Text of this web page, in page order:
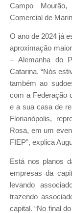
Campo
Comercial de
O ano de 2024 já
aproximação
– Alemanha do
Catarina. “Nós
também ao
com a Federação
e a sua casa de
Florianópolis,
Rosa, em um
FIEP”, explica
Está nos planos
empresas da
levando
trazendo
capital. “No final